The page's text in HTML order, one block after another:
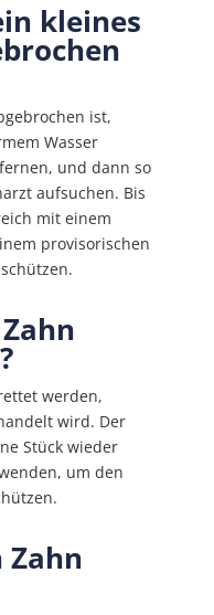
kleines
ist,
Wasser
und dann so
aufsuchen. Bis
mit einem
provisorischen
werden,
wird. Der
Stück wieder
um den
Zahn